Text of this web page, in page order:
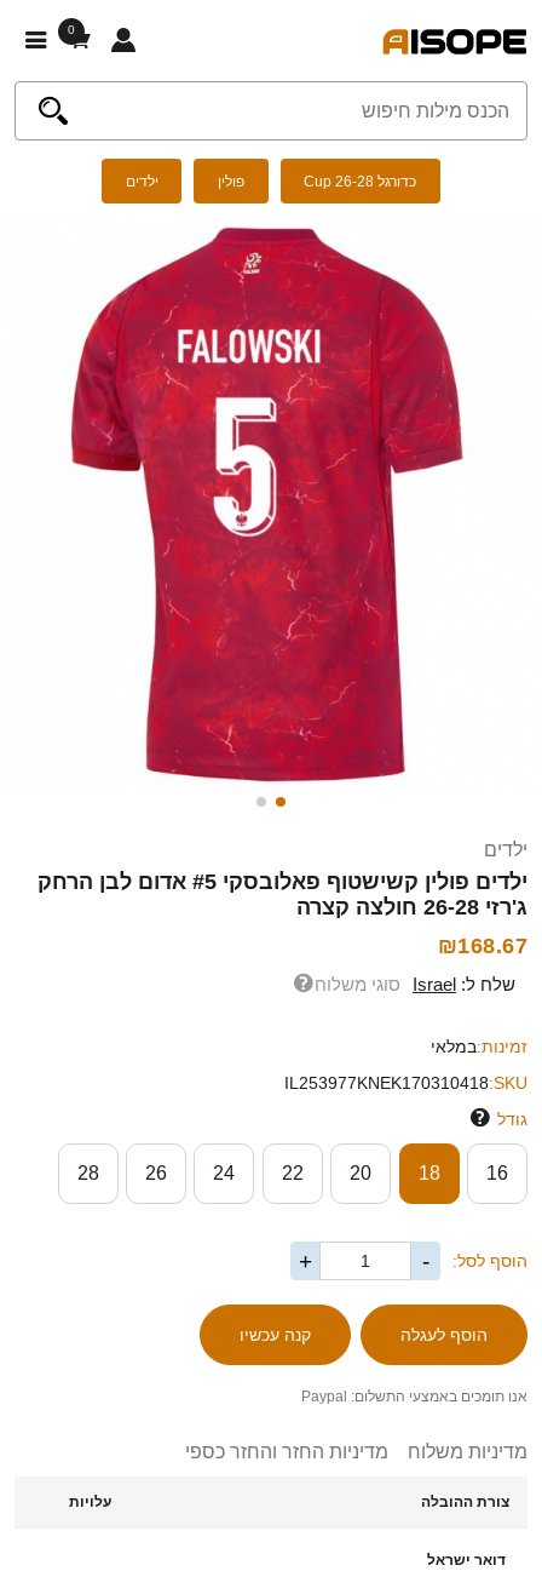
0
כדורגל Cup 26-28 פולין ילדים
ילדים
ילדים פולין קשישטוף פאלובסקי #5 אדום לבן הרחק
ג'רזי 26-28 חולצה קצרה
₪168.67
שלח ל: Israel סוגי משלוח
זמינות:במלאי
SKU:
IL253977KNEK170310418
גודל
16
18
20
22
24
26
28
הוסף לסל: -
+
אנו תומכים באמצעי התשלום: Paypal
מדיניות משלוח מדיניות החזר והחזר כספי
צורת ההובלה עלויות
דואר ישראל